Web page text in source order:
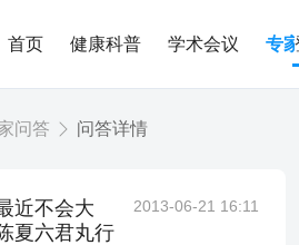
首页 健康科普 学术会议 专
问答 问答详情
近不会大
夏六君丸行
2013-06-21 16:11